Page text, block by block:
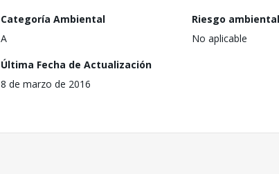
Categoría Ambiental
A
Riesgo
No aplicable
Última Fecha de Actualización
8 de marzo de 2016